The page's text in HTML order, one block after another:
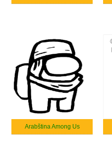
Arabština Among Us